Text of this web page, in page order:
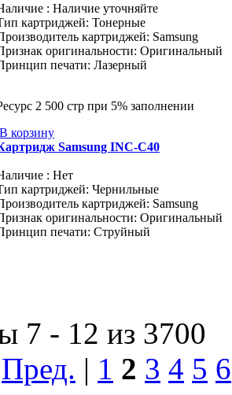
: Наличие уточняйте
картриджей: Тонерные
картриджей: Samsung
оригинальности: Оригинальный
печати: Лазерный
2 500 стр при 5% заполнении
Samsung INC-C40
: Нет
картриджей: Чернильные
картриджей: Samsung
оригинальности: Оригинальный
печати: Струйный
7 - 12 из 3700
Пред. | 1 2 3 4 5 6